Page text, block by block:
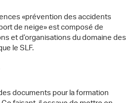
«prévention des accidents
de neige» est composé de
et d’organisations du domaine des
le SLF.
documents pour la formation